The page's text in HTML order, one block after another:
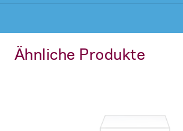
Ähnliche Produkte